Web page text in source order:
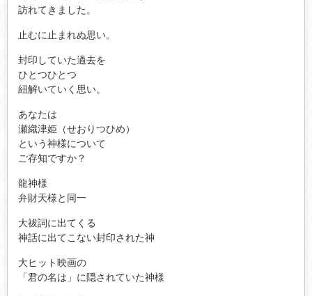
訪れてきました。
止むに止まれぬ思い。
封印していた過去を
ひとつひとつ
紐解いていく思い。
あなたは
瀬織津姫（せおりつひめ）
という神様について
ご存知ですか？
龍神様
弁財天様と同一
大祓詞に出てくる
神話に出てこない封印された神
大ヒット映画の
「君の名は」に隠されていた神様